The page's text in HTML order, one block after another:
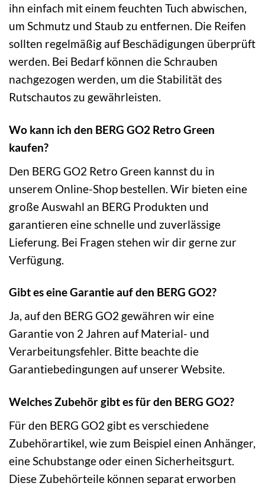
ihn einfach mit einem feuchten Tuch abwischen,
um Schmutz und Staub zu entfernen. Die Reifen
sollten regelmäßig auf Beschädigungen überprüft
werden. Bei Bedarf können die Schrauben
nachgezogen werden, um die Stabilität des
Rutschautos zu gewährleisten.
Wo kann ich den BERG GO2 Retro Green
kaufen?
Den BERG GO2 Retro Green kannst du in
unserem Online-Shop bestellen. Wir bieten eine
große Auswahl an BERG Produkten und
garantieren eine schnelle und zuverlässige
Lieferung. Bei Fragen stehen wir dir gerne zur
Verfügung.
Gibt es eine Garantie auf den BERG GO2?
Ja, auf den BERG GO2 gewähren wir eine
Garantie von 2 Jahren auf Material- und
Verarbeitungsfehler. Bitte beachte die
Garantiebedingungen auf unserer Website.
Welches Zubehör gibt es für den BERG GO2?
Für den BERG GO2 gibt es verschiedene
Zubehörartikel, wie zum Beispiel einen Anhänger,
eine Schubstange oder einen Sicherheitsgurt.
Diese Zubehörteile können separat erworben